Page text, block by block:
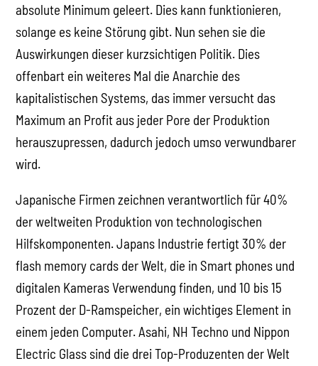
absolute Minimum geleert. Dies kann funktionieren,
solange es keine Störung gibt. Nun sehen sie die
Auswirkungen dieser kurzsichtigen Politik. Dies
offenbart ein weiteres Mal die Anarchie des
kapitalistischen Systems, das immer versucht das
Maximum an Profit aus jeder Pore der Produktion
herauszupressen, dadurch jedoch umso verwundbarer
wird.
Japanische Firmen zeichnen verantwortlich für 40%
der weltweiten Produktion von technologischen
Hilfskomponenten. Japans Industrie fertigt 30% der
flash memory cards der Welt, die in Smart phones und
digitalen Kameras Verwendung finden, und 10 bis 15
Prozent der D-Ramspeicher, ein wichtiges Element in
einem jeden Computer. Asahi, NH Techno und Nippon
Electric Glass sind die drei Top-Produzenten der Welt